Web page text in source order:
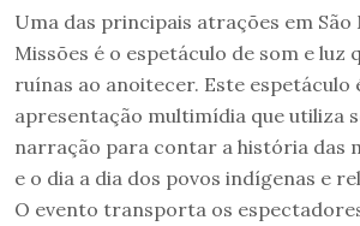
Uma das principais atrações em São
Missões é o espetáculo de som e luz
ruínas ao anoitecer. Este espetáculo
apresentação multimídia que utiliza
narração para contar a história das
e o dia a dia dos povos indígenas e
O evento transporta os